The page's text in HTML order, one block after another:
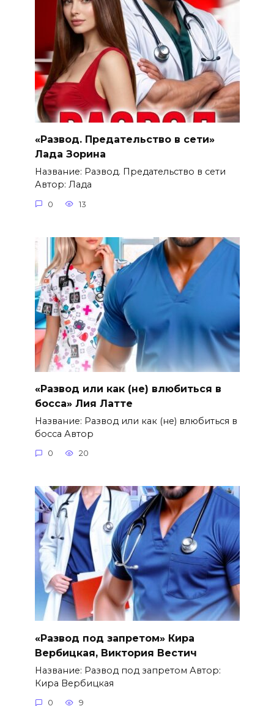
«Развод. Предательство в сети»
Лада Зорина
Название: Развод. Предательство в сети
Автор: Лада
0 13
«Развод или как (не) влюбиться в
босса» Лия Латте
Название: Развод или как (не) влюбиться в
босса Автор
0 20
«Развод под запретом» Кира
Вербицкая, Виктория Вестич
Название: Развод под запретом Автор:
Кира Вербицкая
0 9